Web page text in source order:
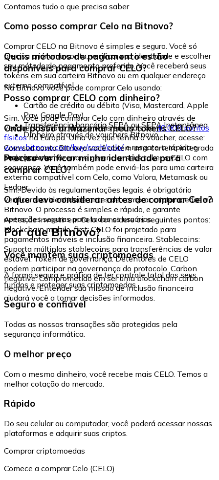
Contamos tudo o que precisa saber
Como posso comprar Celo na Bitnovo?
Comprar CELO na Bitnovo é simples e seguro. Você só
precisa criar uma conta, verificar sua identidade e escolher
seu método de pagamento preferido. Você receberá seus
tokens em sua carteira Bitnovo ou em qualquer endereço
externo compatível.
Quais métodos de pagamento estão
disponíveis para comprar CELO?
Na Bitnovo você pode comprar Celo usando:
Cartão de crédito ou débito (Visa, Mastercard, Apple
Pay, Google Pay)
Transferência bancária SEPA ou SEPA Instantânea
Dinheiro através de vouchers Bitnovo
Posso comprar CELO com dinheiro?
Sim. Você pode comprar Celo com dinheiro através de
vouchers Bitnovo, disponíveis em mais de40.000 pontos
físicosna Europa. Uma vez que tenha o voucher, acesse:
www.bitnovo.com/buy/cash/celo/e resgate-o rápida e
seguramente.
Onde posso armazenar meus tokens CELO?
Com sua conta Bitnovo você obtém uma carteira integrada
onde pode armazenar e gerenciar seus tokens CELO com
segurança. Você também pode enviá-los para uma carteira
externa compatível com Celo, como Valora, Metamask ou
Ledger.
Preciso verificar minha identidade para
comprar CELO?
Sim. Devido às regulamentações legais, é obrigatório
verificar sua identidade antes de comprar criptomoedas na
Bitnovo. O processo é simples e rápido, e garante
operações seguras para todos os usuários.
O que devo considerar antes de comprar Celo?
Antes de investir em Celo, considere os seguintes pontos:
Blockchain mobile-first: CELO foi projetado para
pagamentos móveis e inclusão financeira. Stablecoins:
Suporta múltiplas stablecoins para transferências de valor
estável. Token de governança: Detentores de CELO
podem participar na governança do protocolo. Carbon
negative: Comprometido em ser uma blockchain carbon
negative. Entender sua missão de inclusão financeira
ajudará você a tomar decisões informadas.
Por que Bitnovo?
Você mantém suas criptomoedas
A forma segura e prática de ter controle total dos seus
fundos e proteger suas criptomoedas.
Seguro e confiável
Todas as nossas transações são protegidas pela
segurança informática.
O melhor preço
Com o mesmo dinheiro, você recebe mais CELO. Temos a
melhor cotação do mercado.
Rápido
Do seu celular ou computador, você poderá acessar nossas
plataformas e adquirir suas criptos.
Comprar criptomoedas
Comece a comprar Celo (CELO)